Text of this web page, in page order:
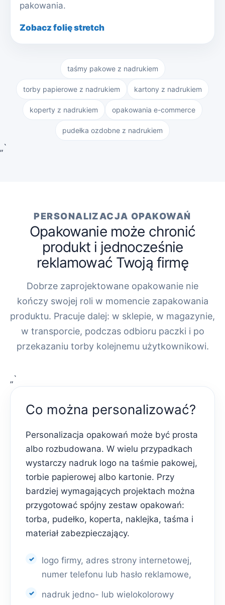
pakowania.
Zobacz folię stretch
taśmy pakowe z nadrukiem
torby papierowe z nadrukiem kartony z nadrukiem
koperty z nadrukiem opakowania e-commerce
pudełka ozdobne z nadrukiem
„`
PERSONALIZACJA OPAKOWAŃ
Opakowanie może chronić
produkt i jednocześnie
reklamować Twoją firmę
Dobrze zaprojektowane opakowanie nie
kończy swojej roli w momencie zapakowania
produktu. Pracuje dalej: w sklepie, w magazynie,
w transporcie, podczas odbioru paczki i po
przekazaniu torby kolejnemu użytkownikowi.
„`
Co można personalizować?
Personalizacja opakowań może być prosta
albo rozbudowana. W wielu przypadkach
wystarczy nadruk logo na taśmie pakowej,
torbie papierowej albo kartonie. Przy
bardziej wymagających projektach można
przygotować spójny zestaw opakowań:
torba, pudełko, koperta, naklejka, taśma i
materiał zabezpieczający.
logo firmy, adres strony internetowej,
numer telefonu lub hasło reklamowe,
nadruk jedno- lub wielokolorowy